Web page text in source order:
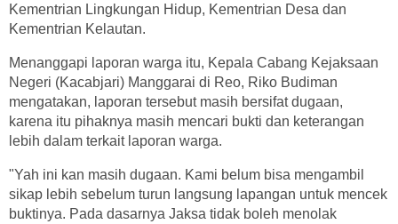
Kementrian Lingkungan Hidup, Kementrian Desa dan
Kementrian Kelautan.
Menanggapi laporan warga itu, Kepala Cabang Kejaksaan
Negeri (Kacabjari) Manggarai di Reo, Riko Budiman
mengatakan, laporan tersebut masih bersifat dugaan,
karena itu pihaknya masih mencari bukti dan keterangan
lebih dalam terkait laporan warga.
"Yah ini kan masih dugaan. Kami belum bisa mengambil
sikap lebih sebelum turun langsung lapangan untuk mencek
buktinya. Pada dasarnya Jaksa tidak boleh menolak